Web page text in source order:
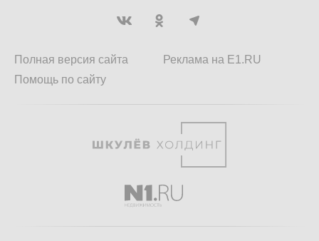
Полная версия сайта
Помощь по сайту
Реклама на E1.RU